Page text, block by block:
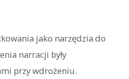
jako narzędzia do
narracji były
przy wdrożeniu.